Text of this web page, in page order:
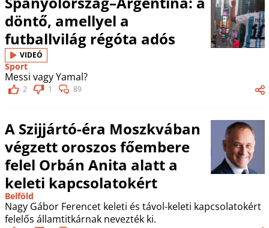
döntő, amellyel a
futballvilág régóta adós
VIDEÓ
Sport
Messi vagy Yamal?
2 1 89
A Szijjártó-éra Moszkvában
végzett oroszos főembere
felel Orbán Anita alatt a
keleti kapcsolatokért
Belföld
Nagy Gábor Ferencet keleti és távol-keleti kapcsolatokért
felelős államtitkárnak nevezték ki.